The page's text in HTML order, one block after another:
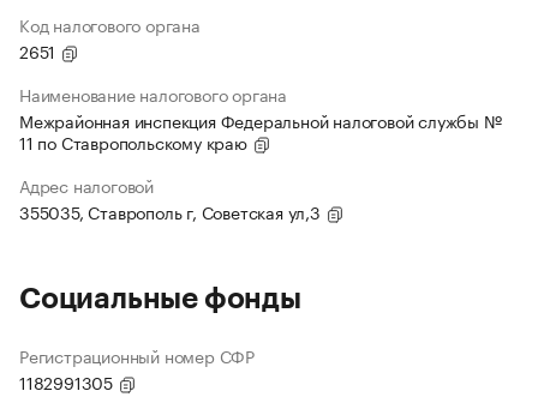
Код налогового органа
2651
Наименование налогового органа
Межрайонная инспекция Федеральной налоговой службы №
11 по Ставропольскому краю
Адрес налоговой
355035, Ставрополь г, Советская ул,3
Социальные фонды
Регистрационный номер СФР
1182991305